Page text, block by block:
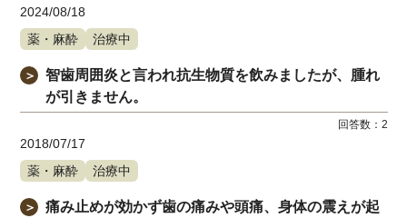
2024/08/18
薬・麻酔
治療中
＞
智歯周囲炎と言われ抗生物質を飲みましたが、腫れ
が引きません。
回答数： 2
2018/07/17
薬・麻酔
治療中
＞
痛み止めが効かず歯の痛みや頭痛、身体の震えが起